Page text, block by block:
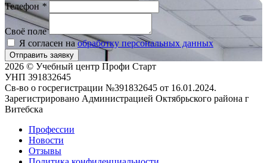
Телефон *
Своё поле
Я согласен наобработку персональных данных
Отправить заявку
2026 © Учебный центр Профи Старт
УНП 391832645
Св-во о госрегистрации №391832645 от 16.01.2024.
Зарегистрировано Администрацией Октябрьского района г
Витебска
Профессии
Новости
Отзывы